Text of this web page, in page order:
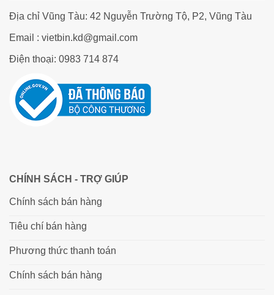
Địa chỉ Vũng Tàu: 42 Nguyễn Trường Tộ, P2, Vũng Tàu
Email : vietbin.kd@gmail.com
Điện thoại: 0983 714 874
CHÍNH SÁCH - TRỢ GIÚP
Chính sách bán hàng
Tiêu chí bán hàng
Phương thức thanh toán
Chính sách bán hàng